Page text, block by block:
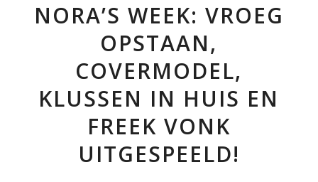
NORA’S WEEK: VROEG
OPSTAAN,
COVERMODEL,
KLUSSEN IN HUIS EN
FREEK VONK
UITGESPEELD!